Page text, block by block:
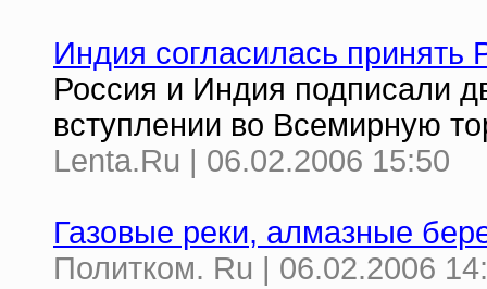
Индия согласилась
Россия и Индия подписали
вступлении во Всемирную
Lenta.Ru | 06.02.2006 15:50
Газовые реки, алмазные
Политком. Ru | 06.02.2006